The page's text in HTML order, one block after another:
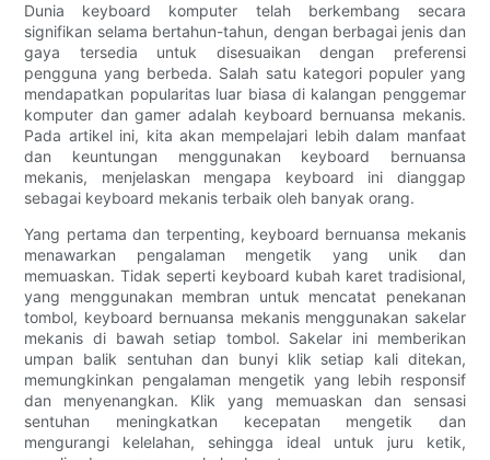
Dunia keyboard komputer telah berkembang secara
signifikan selama bertahun-tahun, dengan berbagai jenis dan
gaya tersedia untuk disesuaikan dengan preferensi
pengguna yang berbeda. Salah satu kategori populer yang
mendapatkan popularitas luar biasa di kalangan penggemar
komputer dan gamer adalah keyboard bernuansa mekanis.
Pada artikel ini, kita akan mempelajari lebih dalam manfaat
dan keuntungan menggunakan keyboard bernuansa
mekanis, menjelaskan mengapa keyboard ini dianggap
sebagai keyboard mekanis terbaik oleh banyak orang.
Yang pertama dan terpenting, keyboard bernuansa mekanis
menawarkan pengalaman mengetik yang unik dan
memuaskan. Tidak seperti keyboard kubah karet tradisional,
yang menggunakan membran untuk mencatat penekanan
tombol, keyboard bernuansa mekanis menggunakan sakelar
mekanis di bawah setiap tombol. Sakelar ini memberikan
umpan balik sentuhan dan bunyi klik setiap kali ditekan,
memungkinkan pengalaman mengetik yang lebih responsif
dan menyenangkan. Klik yang memuaskan dan sensasi
sentuhan meningkatkan kecepatan mengetik dan
mengurangi kelelahan, sehingga ideal untuk juru ketik,